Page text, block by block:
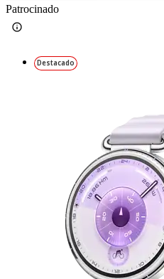
Patrocinado
Destacado